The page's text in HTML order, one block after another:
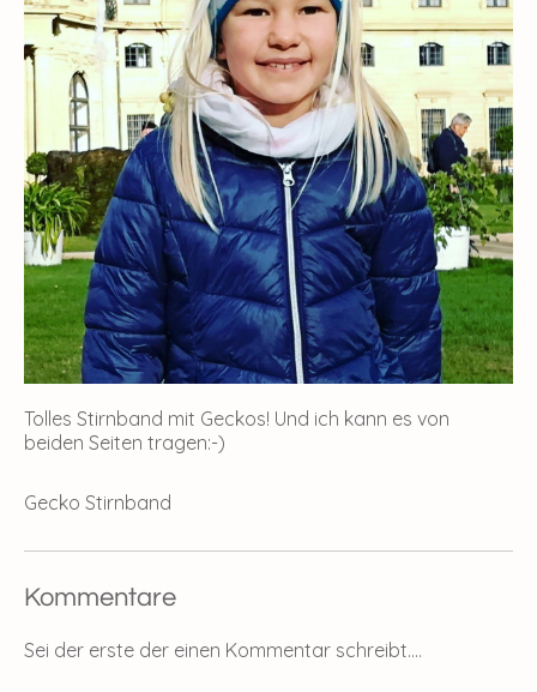
Tolles Stirnband mit Geckos! Und ich kann es von
beiden Seiten tragen:-)
Gecko Stirnband
Kommentare
Sei der erste der einen Kommentar schreibt....